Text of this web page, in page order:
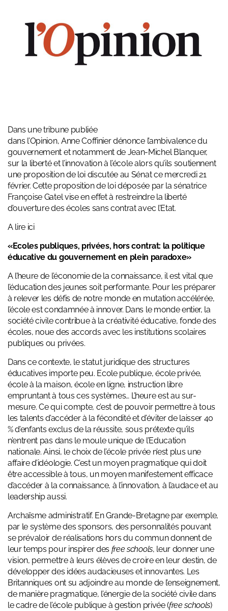
Dans une tribune publiée
dans l’Opinion, Anne Coffinier dénonce l’ambivalence du
gouvernement et notamment de Jean-Michel Blanquer,
sur la liberté et l’innovation à l’école alors qu’ils soutiennent
une proposition de loi discutée au Sénat ce mercredi 21
février. Cette proposition de loi déposée par la sénatrice
Françoise Gatel vise en effet à restreindre la liberté
d’ouverture des écoles sans contrat avec l’Etat.
A lire ici
«Ecoles publiques, privées, hors contrat: la politique
éducative du gouvernement en plein paradoxe»
A l’heure de l’économie de la connaissance, il est vital que
l’éducation des jeunes soit performante. Pour les préparer
à relever les défis de notre monde en mutation accélérée,
l’école est condamnée à innover. Dans le monde entier, la
société civile contribue à la créativité éducative, fonde des
écoles, noue des accords avec les institutions scolaires
publiques ou privées.
Dans ce contexte, le statut juridique des structures
éducatives importe peu. Ecole publique, école privée,
école à la maison, école en ligne, instruction libre
empruntant à tous ces systèmes… L’heure est au sur-
mesure. Ce qui compte, c’est de pouvoir permettre à tous
les talents d’accéder à la fécondité et d’éviter de laisser 40
% d’enfants exclus de la réussite, sous prétexte qu’ils
n’entrent pas dans le moule unique de l’Education
nationale. Ainsi, le choix de l’école privée n’est plus une
affaire d’idéologie. C’est un moyen pragmatique qui doit
être accessible à tous, un moyen manifestement efficace
d’accéder à la connaissance, à l’innovation, à l’audace et au
leadership aussi.
Archaïsme administratif. En Grande-Bretagne par exemple,
par le système des sponsors, des personnalités pouvant
se prévaloir de réalisations hors du commun donnent de
leur temps pour inspirer des free schools, leur donner une
vision, permettre à leurs élèves de croire en leur destin, de
développer des idées audacieuses et innovantes. Les
Britanniques ont su adjoindre au monde de l’enseignement,
de manière pragmatique, l’énergie de la société civile dans
le cadre de l’école publique à gestion privée (free schools)